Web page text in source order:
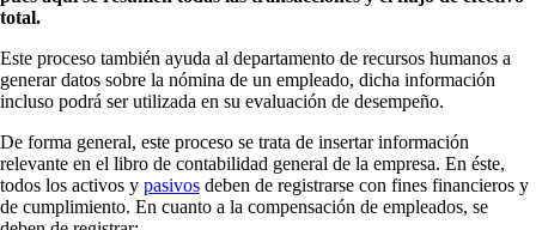
total.
Este proceso también ayuda al departamento de recursos humanos a
generar datos sobre la nómina de un empleado, dicha información
incluso podrá ser utilizada en su evaluación de desempeño.
De forma general, este proceso se trata de insertar información
relevante en el libro de contabilidad general de la empresa. En éste,
todos los activos y pasivos deben de registrarse con fines financieros y
de cumplimiento. En cuanto a la compensación de empleados, se